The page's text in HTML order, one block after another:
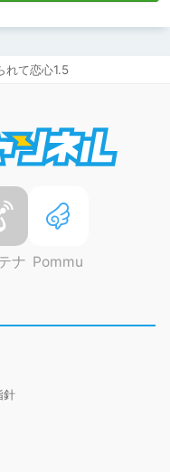
れて恋心1.5
ナ Pommu
針